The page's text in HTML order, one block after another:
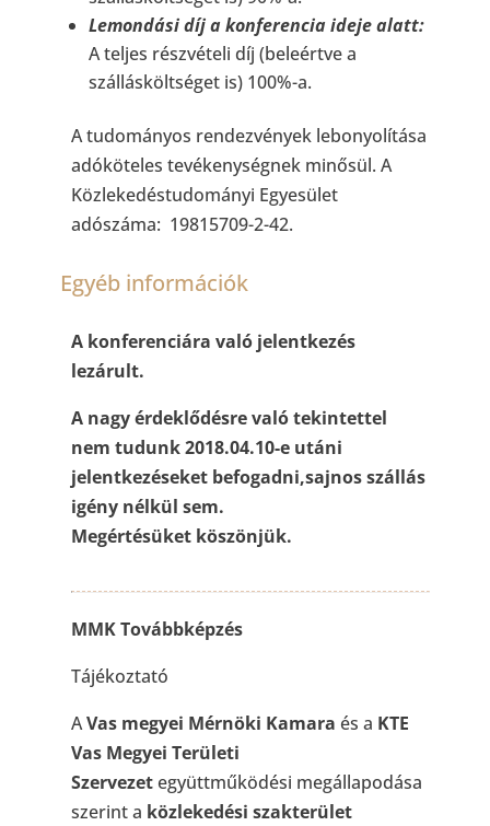
Lemondási díj a konferencia ideje alatt:
A teljes részvételi díj (beleértve a
szállásköltséget is) 100%-a.
A tudományos rendezvények lebonyolítása
adóköteles tevékenységnek minősül. A
Közlekedéstudományi Egyesület
adószáma: 19815709-2-42.
Egyéb információk
A konferenciára való jelentkezés
lezárult.
A nagy érdeklődésre való tekintettel
nem tudunk 2018.04.10-e utáni
jelentkezéseket befogadni,sajnos szállás
igény nélkül sem.
Megértésüket köszönjük.
MMK Továbbképzés
Tájékoztató
AVas megyei Mérnöki Kamara és a KTE
Vas Megyei Területi
Szervezet együttműködési megállapodása
szerinta közlekedési szakterület